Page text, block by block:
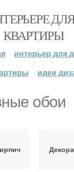
КВАРТИРЫ
интерьер для
идеи
обои